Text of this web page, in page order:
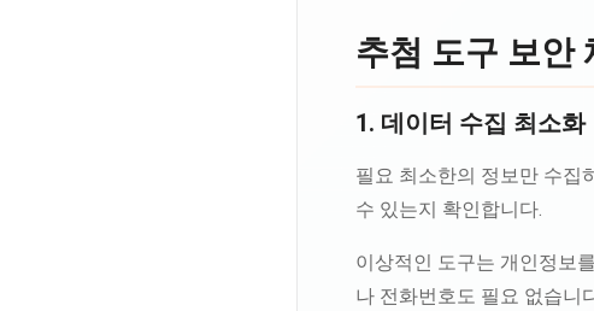
추첨 도구 보안
1. 데이터 수집 최소화
필요 최소한의 정보만 수집
수 있는지 확인합니다.
이상적인 도구는 개인정보
나 전화번호도 필요 없습니